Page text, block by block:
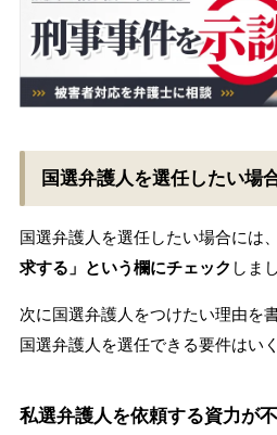
国選弁護人を選任したい場
国選弁護人を選任したい場合には、
求する」という欄にチェック しま
次に国選弁護人をつけたい理由を
国選弁護人を選任できる要件はい
私選弁護人を依頼する資力が